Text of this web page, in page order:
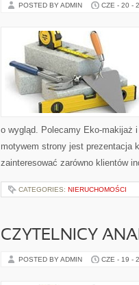
POSTED BY ADMIN CZE - 20 -
o wygląd. Polecamy Eko-makijaż
motywem strony jest prezentacja
zainteresować zarówno klientów
CATEGORIES: NIERUCHOMOŚCI
CZYTELNICY
POSTED BY ADMIN CZE - 19 -